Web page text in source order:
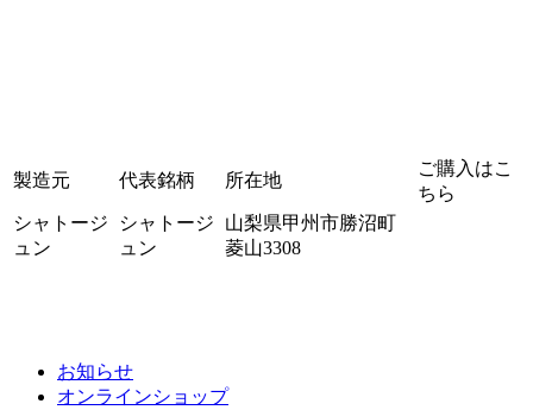
製造元 代表銘柄 所在地
ご購入はこ
ちら
シャトージ
ュン
シャトージ
ュン
山梨県甲州市勝沼町
菱山3308
お知らせ
オンラインショップ